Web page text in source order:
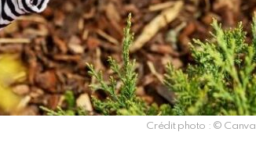
Crédit photo : © Canva